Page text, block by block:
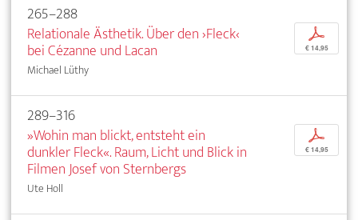
265–288
Relationale Ästhetik. Über den ›Fleck‹
bei Cézanne und Lacan
Michael Lüthy
p
€ 14,95
289–316
»Wohin man blickt, entsteht ein
dunkler Fleck«. Raum, Licht und Blick in
Filmen Josef von Sternbergs
Ute Holl
p
€ 14,95